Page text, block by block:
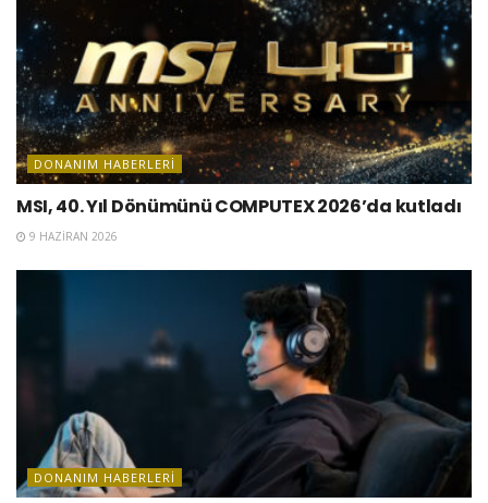
DONANIM HABERLERI
MSI, 40. Yıl Dönümünü COMPUTEX 2026’da kutladı
9 HAZIRAN 2026
DONANIM HABERLERI